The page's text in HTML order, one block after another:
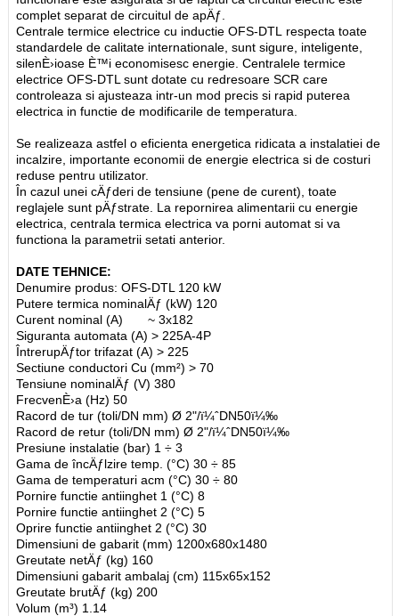
complet separat de circuitul de apÄƒ.
Centrale termice electrice cu inductie OFS-DTL respecta toate
standardele de calitate internationale, sunt sigure, inteligente,
silenÈ›ioase È™i economisesc energie. Centralele termice
electrice OFS-DTL sunt dotate cu redresoare SCR care
controleaza si ajusteaza intr-un mod precis si rapid puterea
electrica in functie de modificarile de temperatura.
Se realizeaza astfel o eficienta energetica ridicata a instalatiei de
incalzire, importante economii de energie electrica si de costuri
reduse pentru utilizator.
În cazul unei cÄƒderi de tensiune (pene de curent), toate
reglajele sunt pÄƒstrate. La repornirea alimentarii cu energie
electrica, centrala termica electrica va porni automat si va
functiona la parametrii setati anterior.
DATE TEHNICE:
Denumire produs: OFS-DTL 120 kW
Putere termica nominalÄƒ (kW) 120
Curent nominal (A) ~ 3x182
Siguranta automata (A) > 225A-4P
ÎntrerupÄƒtor trifazat (A) > 225
Sectiune conductori Cu (mm²) > 70
Tensiune nominalÄƒ (V) 380
FrecvenÈ›a (Hz) 50
Racord de tur (toli/DN mm) Ø 2"/ï¼ˆDN50ï¼‰
Racord de retur (toli/DN mm) Ø 2"/ï¼ˆDN50ï¼‰
Presiune instalatie (bar) 1 ÷ 3
Gama de încÄƒlzire temp. (°C) 30 ÷ 85
Gama de temperaturi acm (°C) 30 ÷ 80
Pornire functie antiinghet 1 (°C) 8
Pornire functie antiinghet 2 (°C) 5
Oprire functie antiinghet 2 (°C) 30
Dimensiuni de gabarit (mm) 1200x680x1480
Greutate netÄƒ (kg) 160
Dimensiuni gabarit ambalaj (cm) 115x65x152
Greutate brutÄƒ (kg) 200
Volum (m³) 1.14